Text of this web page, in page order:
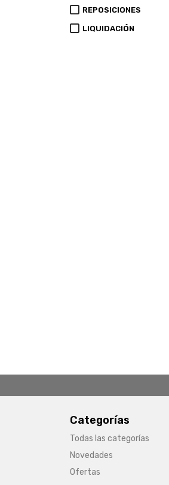
REPOSICIONES
LIQUIDACIÓN
Categorías
Todas las categorías
Novedades
Ofertas